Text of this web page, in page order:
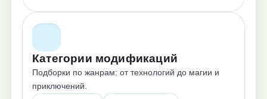
Категории модификаций
Подборки по жанрам: от технологий до магии и
приключений.